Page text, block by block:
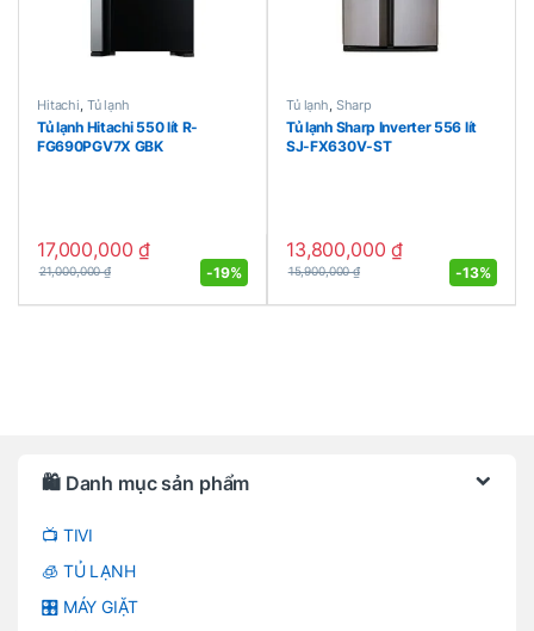
Hitachi Tủ lạnh
Tủ lạnh Hitachi 550 lít R-
FG690PGV7X GBK
17,000,000₫
21,000,000₫ -19%
Tủ lạnh Sharp
Tủ lạnh Sharp Inverter 556 lít
SJ-FX630V-ST
13,800,000₫
15,900,000₫ -13%
🛍️ Danh mục sản phẩm
📺 TIVI
🧊 TỦ LẠNH
🎛️ MÁY GIẶT